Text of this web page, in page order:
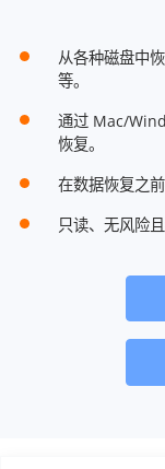
从各种磁盘中
等。
通过 Mac/
恢复。
在数据恢复之
只读、无风险